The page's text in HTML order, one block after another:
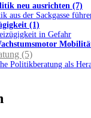
neu ausrichten (7)
aus der Sackgasse
(1)
in Gefahr
(5)
Politikberatung als